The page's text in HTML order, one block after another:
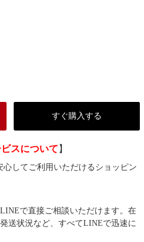
すぐ購入する
スについて 】
してご利用いただけるショッピン
で直接ご相談いただけます。在
送状況など、すべてLINEで迅速に